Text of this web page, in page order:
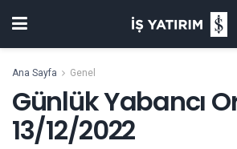
Ana Sayfa Genel
Günlük Yabancı
13/12/2022